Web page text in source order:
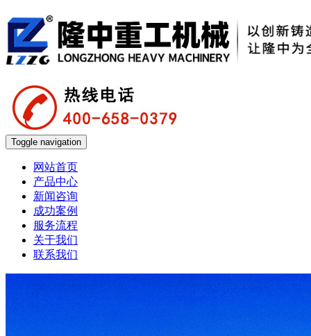
Toggle navigation
网站首页
产品中心
新闻咨询
成功案例
服务流程
关于我们
联系我们